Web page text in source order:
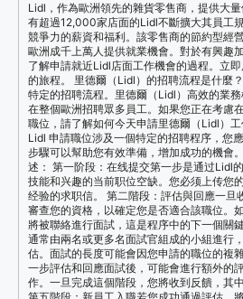
Lidl，作為歐洲領先的雜貨零售商，提供大
有超過12,000家店面的Lidl不斷擴大其員工
競爭力的薪資和福利。該零售商的節約型經
歐洲成千上萬人提供就業機會。對於有興趣
了解申請就近Lidl店面工作機會的過程。立
的旅程。 里德爾（Lidl）的招聘流程是什麼
特定的招聘流程。里德爾（Lidl）高效的業
在整個歐洲招聘眾多員工。如果您正在考慮
職位，請了解如何今天申請里德爾（Lidl）
Lidl 申請職位涉及一個特定的招聘程序，您
步驟可以幫助您有效準備，增加成功的機會
述： 第一阶段：在线提交第一步是通过Lidl
技能和兴趣的当前职位空缺。您必须上传您
经验的求职信。 第二階段：評估與回應一
審查您的資格，以確定您是否適合該職位。
將被聯絡進行面試，這是程序中的下一個關
通常由兩名或更多名面試官組成的小組進行
估。面試的長度可能會因您申請的職位的複
一步評估和回應面試後，可能會進行額外的
作。一旦完成這個階段，您將收到反饋，其